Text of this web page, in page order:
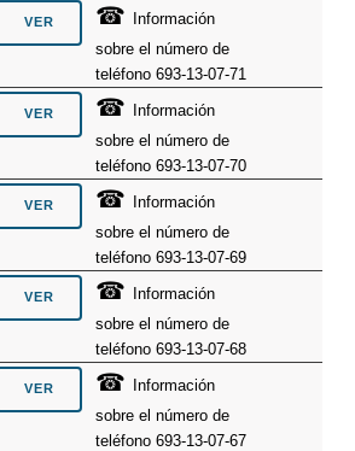
☎
Información
sobre el número de
teléfono 693-13-07-71
☎
Información
sobre el número de
teléfono 693-13-07-70
☎
Información
sobre el número de
teléfono 693-13-07-69
☎
Información
sobre el número de
teléfono 693-13-07-68
☎
Información
sobre el número de
teléfono 693-13-07-67